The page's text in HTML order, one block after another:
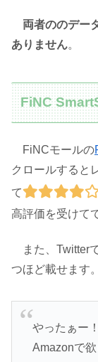
両者ののデー
ありません。
FiNC
FiNCモールの
クロールすると
て
高評価を受けて
また、Twitter
つほど載せます。
やったぁー！
Amazonで